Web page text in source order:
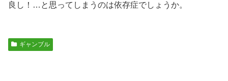
良し！…と思ってしまうのは依存症でしょうか。
ギャンブル